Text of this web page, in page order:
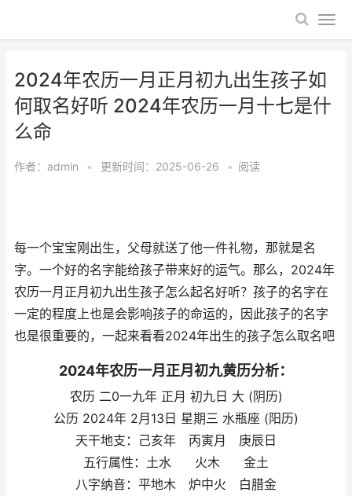
2024年农历一月正月初九出生孩子如
何取名好听 2024年农历一月十七是什
么命
作者： admin • 更新时间：2025-06-26 • 阅读
每一个宝宝刚出生，父母就送了他一件礼物，那就是名
字。一个好的名字能给孩子带来好的运气。那么，2024年
农历一月正月初九出生孩子怎么起名好听？孩子的名字在
一定的程度上也是会影响孩子的命运的，因此孩子的名字
也是很重要的，一起来看看2024年出生的孩子怎么取名吧
2024年农历一月正月初九黄历分析：
农历 二0一九年 正月 初九日 大 (阴历)
公历 2024年 2月13日 星期三 水瓶座 (阳历)
天干地支：己亥年 丙寅月 庚辰日
五行属性：土水 火木 金土
八字纳音：平地木 炉中火 白腊金